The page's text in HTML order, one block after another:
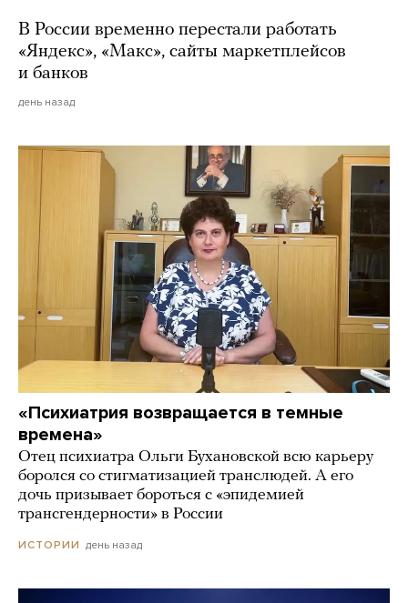
В России временно перестали работать
«Яндекс», «Макс», сайты маркетплейсов
и банков
день назад
«Психиатрия возвращается в темные
времена»
Отец психиатра Ольги Бухановской всю карьеру
боролся со стигматизацией транслюдей. А его
дочь призывает бороться с «эпидемией
трансгендерности» в России
ИСТОРИИ день назад